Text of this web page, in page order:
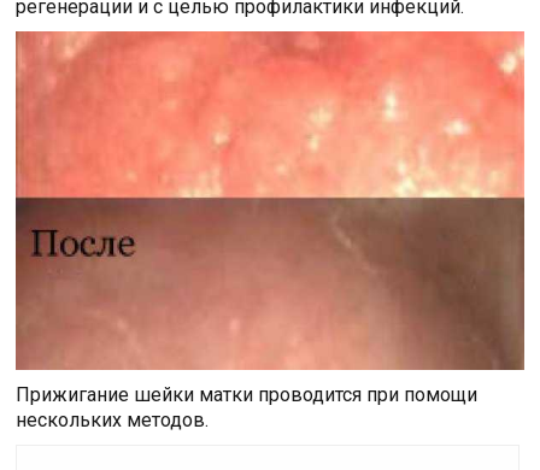
регенерации и с целью профилактики инфекций.
Прижигание шейки матки проводится при помощи
нескольких методов.